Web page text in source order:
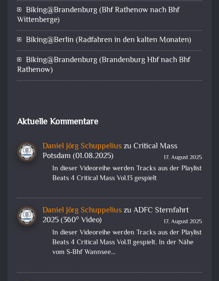
Biking@Brandenburg (Bhf Rathenow nach Bhf
Wittenberge)
Biking@Berlin (Radfahren in den kalten Monaten)
Biking@Brandenburg (Brandenburg Hbf nach Bhf
Rathenow)
Aktuelle Kommentare
Daniel Jörg Schuppeliuszu Critical Mass
Potsdam (01.08.2025)
17. August 2025
In dieser Videoreihe werden Tracks aus der Playlist
Beats 4 Critical Mass Vol.13 gespielt
Daniel Jörg Schuppeliuszu ADFC Sternfahrt
2025 (360° Video)
17. August 2025
In dieser Videoreihe werden Tracks aus der Playlist
Beats 4 Critical Mass Vol.11 gespielt. In der Nähe
vom S-Bhf Wannsee…